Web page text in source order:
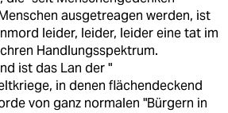
ausgetreagen werden, ist
leider, leider, leider eine tat im
Handlungsspektrum.
ist das Lan der "
in denen flächendeckend
von ganz normalen "Bürgern in